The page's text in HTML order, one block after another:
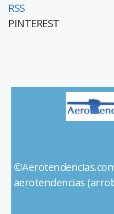
RSS
PINTEREST
aerotendencias